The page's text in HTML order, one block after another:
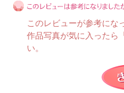
このレビューは参考になりま
このレビューが参考にな
作品写真が気に入ったら
い。